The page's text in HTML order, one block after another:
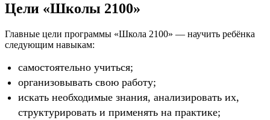
Цели «Школы 2100»
Главные цели программы «Школа 2100» — научить ребёнка
следующим навыкам:
самостоятельно учиться;
организовывать свою работу;
искать необходимые знания, анализировать их,
структурировать и применять на практике;